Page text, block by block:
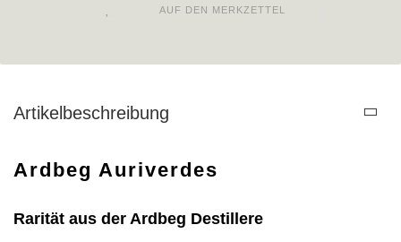
AUF DEN MERKZETTEL
Artikelbeschreibung
Ardbeg Auriverdes
Rarität aus der Ardbeg Destillere